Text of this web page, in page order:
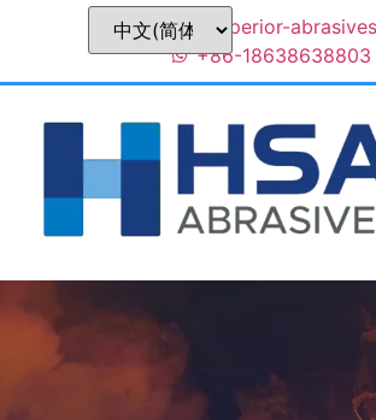
sales@superior-
+86-18638638803